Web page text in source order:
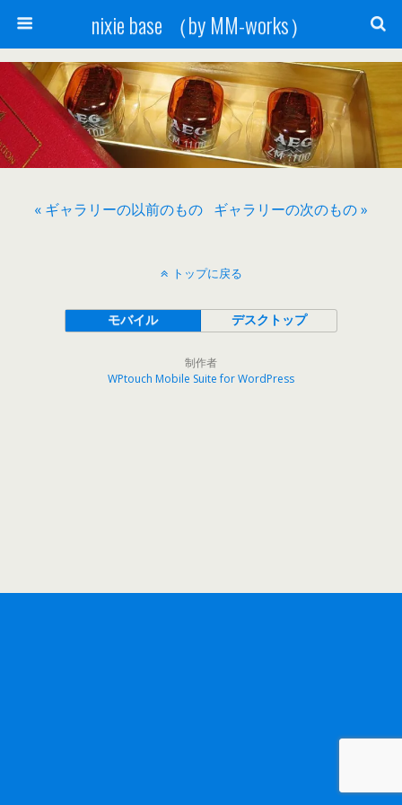
nixie base （by MM-works）
« ギャラリーの以前のもの ギャラリーの次のもの »
トップに戻る
モバイル デスクトップ
制作者
WPtouch Mobile Suite for WordPress